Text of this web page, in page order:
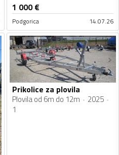
1 000€
Podgorica 14.07.26
Prikolice za plovila
Plovila od 6m do 12m
2025
1